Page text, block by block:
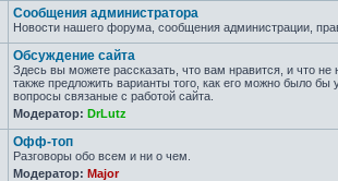
Сообщения администратора
Новости нашего форума, сообщения администрации,
Обсуждение сайта
Здесь вы можете рассказать, что вам нравится, и что не
также предложить варианты того, как его можно было бы
вопросы связаные с работой сайта.
Модератор: DrLutz
Офф-топ
Разговоры обо всем и ни о чем.
Модератор: Major